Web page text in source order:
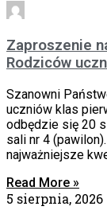
Zaproszenie
Rodziców
Szanowni
uczniów klas
odbędzie się 20
sali nr 4
najważniejsze
Read More »
5 sierpnia, 2026